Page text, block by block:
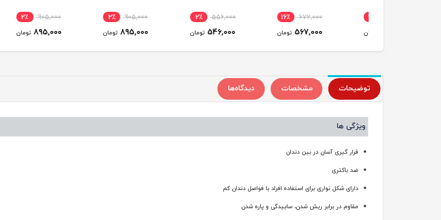
672,000 16٪
567,000 تومان
556,000 2٪
546,000 تومان
905,000 2٪
895,000 تومان
905,000 2٪
895,000 تومان
توضیحات مشخصات دیدگاه‌ها
ویژگی ها
قرار گیری آسان در بین دندان
ضد باکتری
دارای شکل نواری برای استفاده افراد با فواصل دندان کم
مقاوم در برابر ریش شدن، ساییدگی و پاره شدن